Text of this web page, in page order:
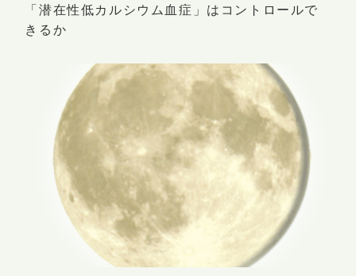
「潜在性低カルシウム血症」はコントロールで
きるか